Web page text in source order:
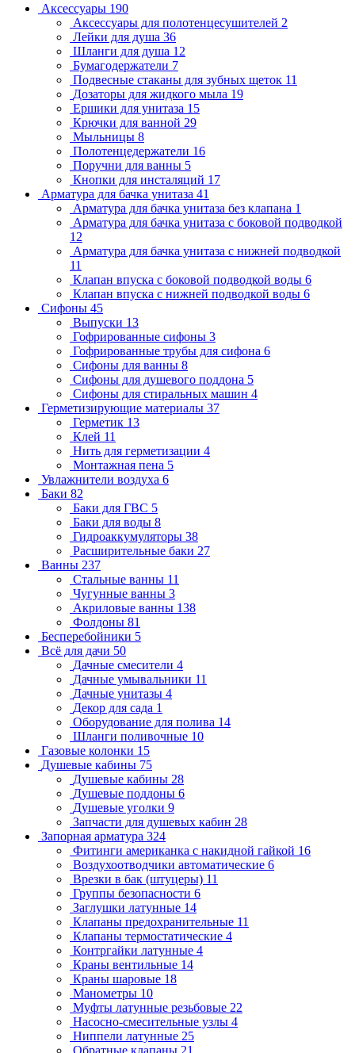
Аксессуары 190
Аксессуары для полотенцесушителей 2
Лейки для душа 36
Шланги для душа 12
Бумагодержатели 7
Подвесные стаканы для зубных щеток 11
Дозаторы для жидкого мыла 19
Ершики для унитаза 15
Крючки для ванной 29
Мыльницы 8
Полотенцедержатели 16
Поручни для ванны 5
Кнопки для инсталяций 17
Арматура для бачка унитаза 41
Арматура для бачка унитаза без клапана 1
Арматура для бачка унитаза с боковой подводкой
12
Арматура для бачка унитаза с нижней подводкой
11
Клапан впуска с боковой подводкой воды 6
Клапан впуска с нижней подводкой воды 6
Сифоны 45
Выпуски 13
Гофрированные сифоны 3
Гофрированные трубы для сифона 6
Сифоны для ванны 8
Сифоны для душевого поддона 5
Сифоны для стиральных машин 4
Герметизирующие материалы 37
Герметик 13
Клей 11
Нить для герметизации 4
Монтажная пена 5
Увлажнители воздуха 6
Баки 82
Баки для ГВС 5
Баки для воды 8
Гидроаккумуляторы 38
Расширительные баки 27
Ванны 237
Стальные ванны 11
Чугунные ванны 3
Акриловые ванны 138
Фолдоны 81
Бесперебойники 5
Всё для дачи 50
Дачные смесители 4
Дачные умывальники 11
Дачные унитазы 4
Декор для сада 1
Оборудование для полива 14
Шланги поливочные 10
Газовые колонки 15
Душевые кабины 75
Душевые кабины 28
Душевые поддоны 6
Душевые уголки 9
Запчасти для душевых кабин 28
Запорная арматура 324
Фитинги американка с накидной гайкой 16
Воздухоотводчики автоматические 6
Врезки в бак (штуцеры) 11
Группы безопасности 6
Заглушки латунные 14
Клапаны предохранительные 11
Клапаны термостатические 4
Контргайки латунные 4
Краны вентильные 14
Краны шаровые 18
Манометры 10
Муфты латунные резьбовые 22
Насосно-смесительные узлы 4
Ниппели латунные 25
Обратные клапаны 21